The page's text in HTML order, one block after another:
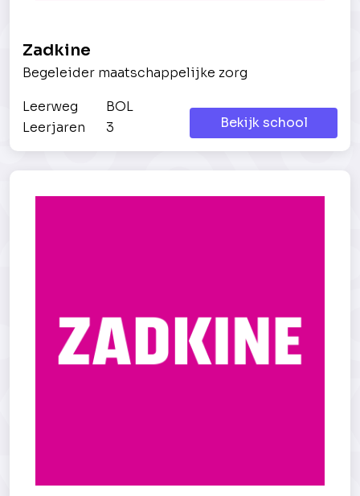
Zadkine
Begeleider maatschappelijke zorg
Leerweg
BOL
Leerjaren
3 Bekijk school